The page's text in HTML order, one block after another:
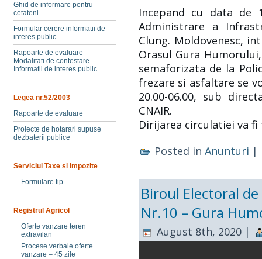
Ghid de informare pentru
cetateni
Formular cerere informatii de
interes public
Rapoarte de evaluare
Modalitati de contestare
Informatii de interes public
Legea nr.52/2003
Rapoarte de evaluare
Proiecte de hotarari supuse
dezbaterii publice
Serviciul Taxe si Impozite
Formulare tip
Registrul Agricol
Oferte vanzare teren
extravilan
Procese verbale oferte
vanzare – 45 zile
Incepand cu data de
Administrare a
Clung. Moldovenesc,
Orasul Gura
semaforizata de la
frezare si asfaltare se
20.00-06.00, sub
CNAIR.
Dirijarea circulatiei va
Posted in Anunturi |
Biroul Electoral
Nr.10 – Gura
August 8th, 2020 |